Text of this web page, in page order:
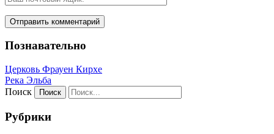
Познавательно
Церковь Фрауен Кирхе
Река Эльба
Поиск
Рубрики